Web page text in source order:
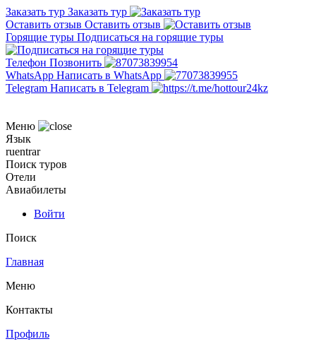
Заказать тур Заказать тур
Оставить отзыв Оставить отзыв
Горящие туры Подписаться на горящие туры
Телефон Позвонить
WhatsApp Написать в WhatsApp
Telegram Написать в Telegram
Меню
Язык
ruentrar
Поиск туров
Отели
Авиабилеты
Войти
Поиск
Главная
Меню
Контакты
Профиль